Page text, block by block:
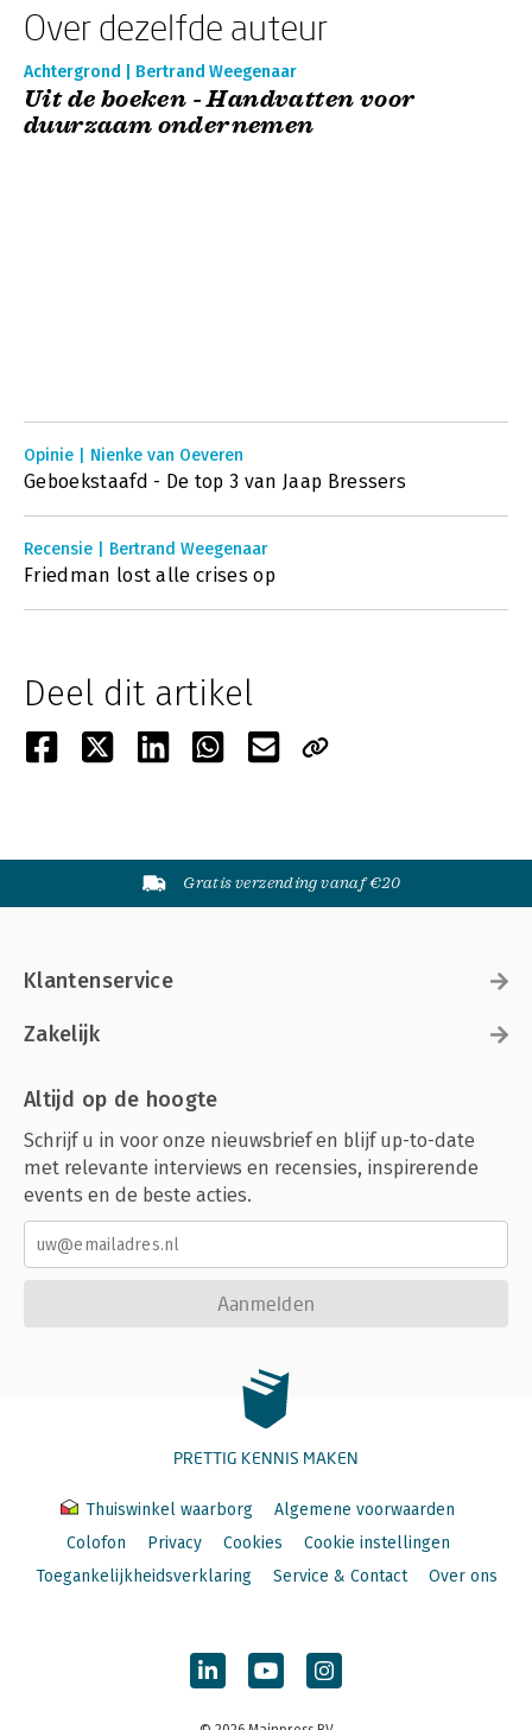
Over dezelfde auteur
Achtergrond | Bertrand Weegenaar
Uit de boeken - Handvatten voor
duurzaam ondernemen
Opinie | Nienke van Oeveren
Geboekstaafd - De top 3 van Jaap Bressers
Recensie | Bertrand Weegenaar
Friedman lost alle crises op
Deel dit artikel
Gratis verzending vanaf €20
Klantenservice
Zakelijk
Altijd op de hoogte
Schrijf u in voor onze nieuwsbrief en blijf up-to-date
met relevante interviews en recensies, inspirerende
events en de beste acties.
Aanmelden
PRETTIG KENNIS MAKEN
Thuiswinkel waarborg
Algemene voorwaarden
Colofon
Privacy Cookies
Cookie instellingen
Toegankelijkheidsverklaring
Service & Contact Over ons